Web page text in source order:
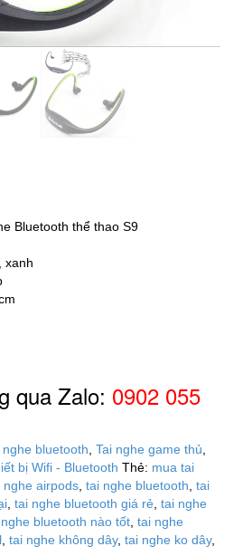
Bluetooth thể thao S9
xanh
qua Zalo: 0902 055
nghe bluetooth Tai nghe game thủ
bị Wifi - Bluetooth Thẻ: mua tai
nghe airpods tai nghe bluetooth tai
tai nghe bluetooth giá rẻ tai nghe
bluetooth nào tốt tai nghe
tai nghe không dây, tai nghe ko dây,